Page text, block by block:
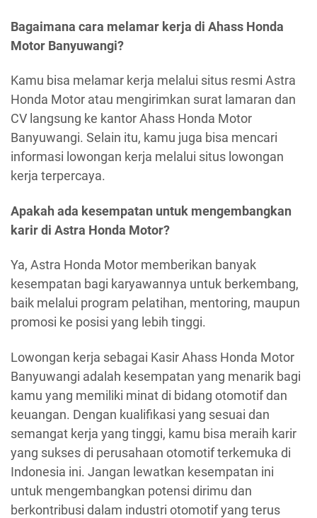
Bagaimana cara melamar kerja di Ahass Honda
Motor Banyuwangi?
Kamu bisa melamar kerja melalui situs resmi Astra
Honda Motor atau mengirimkan surat lamaran dan
CV langsung ke kantor Ahass Honda Motor
Banyuwangi. Selain itu, kamu juga bisa mencari
informasi lowongan kerja melalui situs lowongan
kerja terpercaya.
Apakah ada kesempatan untuk mengembangkan
karir di Astra Honda Motor?
Ya, Astra Honda Motor memberikan banyak
kesempatan bagi karyawannya untuk berkembang,
baik melalui program pelatihan, mentoring, maupun
promosi ke posisi yang lebih tinggi.
Lowongan kerja sebagai Kasir Ahass Honda Motor
Banyuwangi adalah kesempatan yang menarik bagi
kamu yang memiliki minat di bidang otomotif dan
keuangan. Dengan kualifikasi yang sesuai dan
semangat kerja yang tinggi, kamu bisa meraih karir
yang sukses di perusahaan otomotif terkemuka di
Indonesia ini. Jangan lewatkan kesempatan ini
untuk mengembangkan potensi dirimu dan
berkontribusi dalam industri otomotif yang terus